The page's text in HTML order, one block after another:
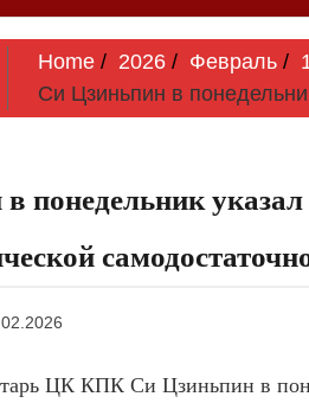
Home 2026 Февраль
Си Цзиньпин в
понедельник
ЦК КПК Си Цзиньпин в